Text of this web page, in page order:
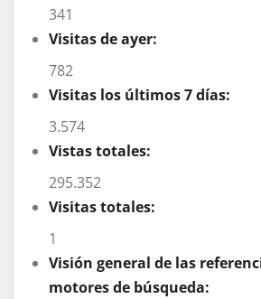
341
Visitas de ayer:
782
Visitas los últimos 7 días:
3.574
Vistas totales:
295.352
Visitas totales:
1
Visión general de las
motores de búsqueda: